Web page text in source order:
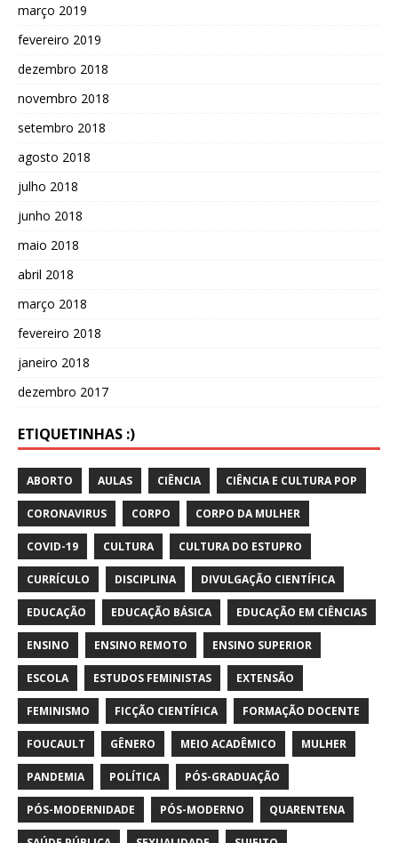
março 2019
fevereiro 2019
dezembro 2018
novembro 2018
setembro 2018
agosto 2018
julho 2018
junho 2018
maio 2018
abril 2018
março 2018
fevereiro 2018
janeiro 2018
dezembro 2017
ETIQUETINHAS :)
ABORTO AULAS CIÊNCIA CIÊNCIA E CULTURA POP
CORONAVIRUS CORPO CORPO DA MULHER
COVID-19 CULTURA CULTURA DO ESTUPRO
CURRÍCULO DISCIPLINA DIVULGAÇÃO CIENTÍFICA
EDUCAÇÃO EDUCAÇÃO BÁSICA EDUCAÇÃO EM CIÊNCIAS
ENSINO ENSINO REMOTO ENSINO SUPERIOR
ESCOLA ESTUDOS FEMINISTAS EXTENSÃO
FEMINISMO FICÇÃO CIENTÍFICA FORMAÇÃO DOCENTE
FOUCAULT GÊNERO MEIO ACADÊMICO MULHER
PANDEMIA POLÍTICA PÓS-GRADUAÇÃO
PÓS-MODERNIDADE PÓS-MODERNO QUARENTENA